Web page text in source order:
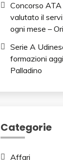
Concorso
valutato il
ogni mese –
Serie A
formazioni
Palladino
Categorie
Affari